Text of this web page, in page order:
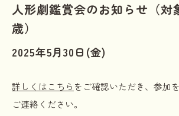
人形劇鑑賞会のお知らせ（対
歳）
2025年5月30日(金)
詳しくはこちら をご確認いただき、参加
ご連絡ください。